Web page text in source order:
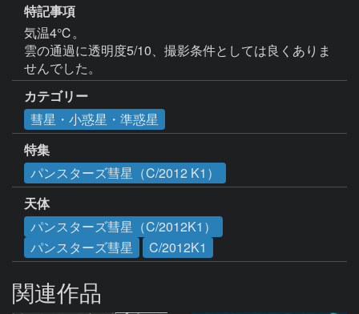
特記事項
気温4℃。
雲の通過に透明度5/10、撮影条件としては良くありま
せんでした。
カテゴリー
彗星・小惑星・準惑星
特集
パンスターズ彗星（C/2012 K1）
天体
パンスターズ彗星（C/2012K1）
パンスターズ彗星
C/2012K1
関連作品